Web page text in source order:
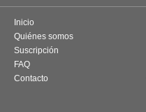
Inicio
Quiénes somos
Suscripción
FAQ
Contacto